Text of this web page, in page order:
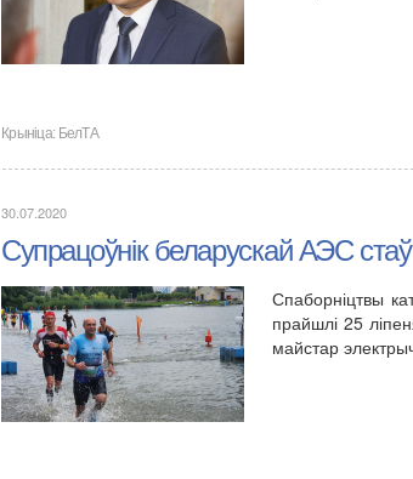
Крыніца: БелТА
30.07.2020
Супрацоўнік беларускай АЭС
Спаборніцтвы
прайшлі 25
майстар